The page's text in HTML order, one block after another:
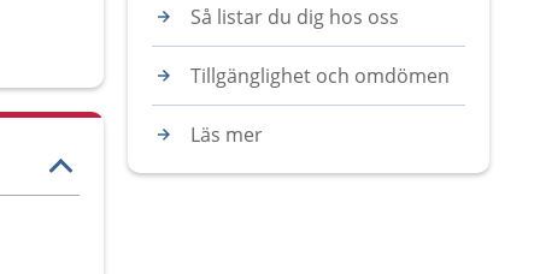
Så listar du dig hos oss
Tillgänglighet och omdömen
Läs mer